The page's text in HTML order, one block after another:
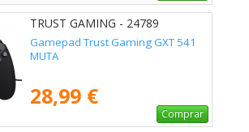
TRUST GAMING - 24789
Gamepad Trust Gaming GXT 541
MUTA
28,99 €
Comprar